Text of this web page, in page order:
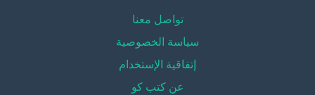
تواصل معنا
سياسة الخصوصية
إتفاقية الإستخدام
عن كتب كو